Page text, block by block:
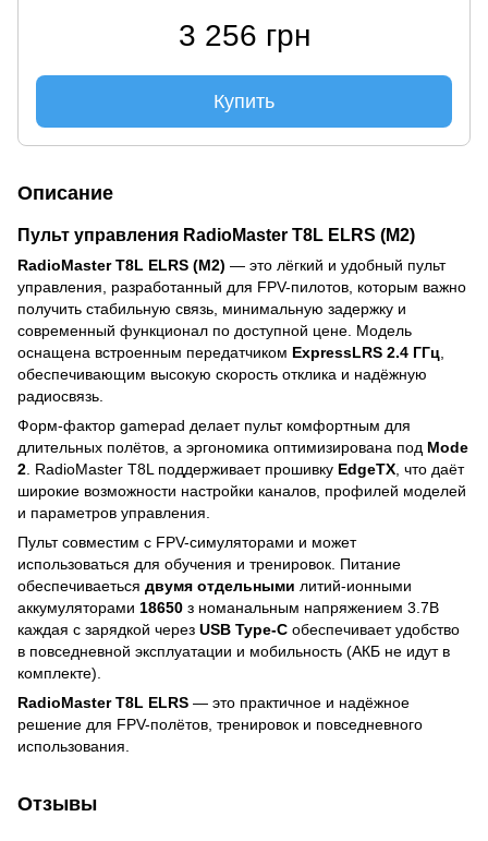
3 256 грн
Купить
Описание
Пульт управления RadioMaster T8L ELRS (M2)
RadioMaster T8L ELRS (M2) — это лёгкий и удобный пульт
управления, разработанный для FPV-пилотов, которым важно
получить стабильную связь, минимальную задержку и
современный функционал по доступной цене. Модель
оснащена встроенным передатчиком ExpressLRS 2.4 ГГц
обеспечивающим высокую скорость отклика и надёжную
радиосвязь.
Форм-фактор gamepad делает пульт комфортным для
длительных полётов, а эргономика оптимизирована под Mode
2 . RadioMaster T8L поддерживает прошивку EdgeTX , что даёт
широкие возможности настройки каналов, профилей моделей
и параметров управления.
Пульт совместим с FPV-симуляторами и может
использоваться для обучения и тренировок. Питание
обеспечиваеться двумя отдельными литий-ионными
аккумуляторами 18650 з номанальным напряжением 3.7В
каждая с зарядкой через USB Type-C обеспечивает удобство
в повседневной эксплуатации и мобильность (АКБ не идут в
комплекте).
RadioMaster T8L ELRS — это практичное и надёжное
решение для FPV-полётов, тренировок и повседневного
использования.
Отзывы